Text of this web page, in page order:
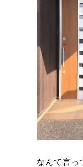
なんて言っ